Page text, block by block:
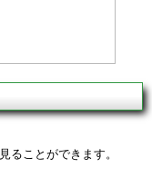
ることができます。